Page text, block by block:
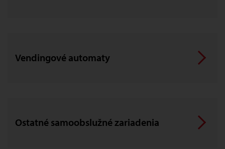
Vendingové automaty
Ostatné samoobslužné zariadenia